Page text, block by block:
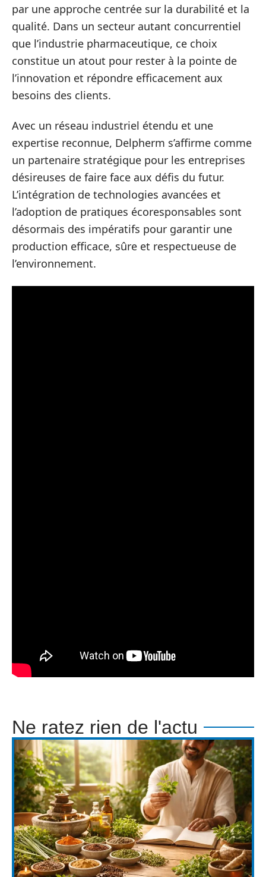
par une approche centrée sur la durabilité et la
qualité. Dans un secteur autant concurrentiel
que l’industrie pharmaceutique, ce choix
constitue un atout pour rester à la pointe de
l’innovation et répondre efficacement aux
besoins des clients.
Avec un réseau industriel étendu et une
expertise reconnue, Delpherm s’affirme comme
un partenaire stratégique pour les entreprises
désireuses de faire face aux défis du futur.
L’intégration de technologies avancées et
l’adoption de pratiques écoresponsables sont
désormais des impératifs pour garantir une
production efficace, sûre et respectueuse de
l’environnement.
Ne ratez rien de l'actu